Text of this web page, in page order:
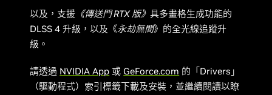
以及，支援 《傳送門 RTX 版》具多畫格生成功能的
DLSS 4 升級，以及《永劫無間》的全光線追蹤升
級。
請透過 NVIDIA App 或 GeForce.com 的「Drivers」
（驅動程式）索引標籤下載及安裝，並繼續閱讀以瞭